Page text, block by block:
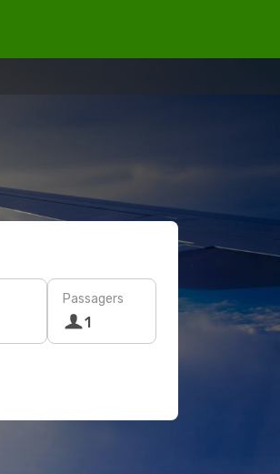
Passagers
1